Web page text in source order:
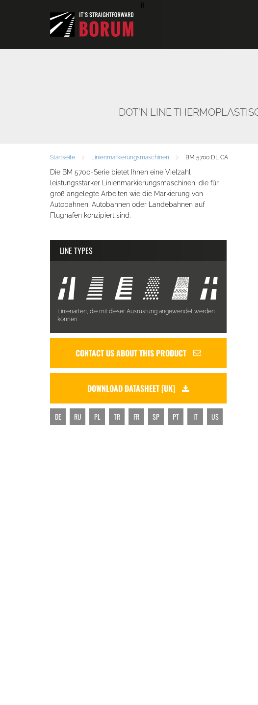
H
DOT'N LINE
Startseite Linienmarkierungsmaschinen BM 5700 DL CA
Die BM 5700-Serie bietet Ihnen eine Vielzahl
leistungsstarker Linienmarkierungsmaschinen, die für
groß angelegte Arbeiten wie die Markierung von
Autobahnen, Autobahnen oder Landebahnen auf
Flughäfen konzipiert sind.
LINE TYPES
Linienarten, die mit dieser Ausrüstung angewendet werden
können
CONTACT US ABOUT THIS PRODUCT
DOWNLOAD DATASHEET [UK]
DE RU PL TR FR SP PT IT US